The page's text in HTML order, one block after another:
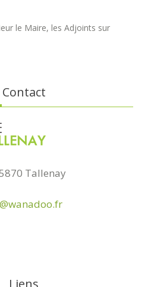
le Maire, les Adjoints sur
Contact
Tallenay
Liens